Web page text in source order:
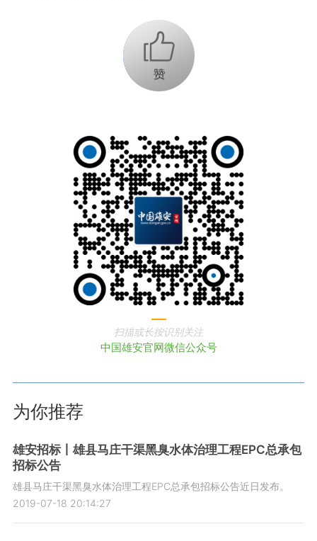
+1
扫描或长按识别关注
中国雄安官网微信公众号
为你推荐
雄安招标丨雄县马庄干渠黑臭水体治理工程EPC总承包
招标公告
雄县马庄干渠黑臭水体治理工程EPC总承包招标公告近日发布。
2019-07-18 20:14:27